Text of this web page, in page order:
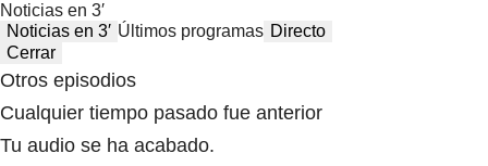
Noticias en 3′
Noticias en 3′ Últimos programas Directo
Cerrar
Otros episodios
Cualquier tiempo pasado fue anterior
Tu audio se ha acabado.